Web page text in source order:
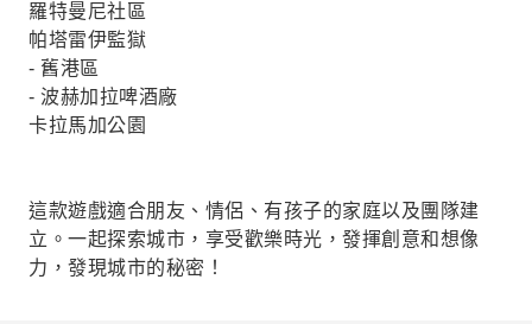
羅特曼尼社區
帕塔雷伊監獄
- 舊港區
- 波赫加拉啤酒廠
卡拉馬加公園
這款遊戲適合朋友、情侶、有孩子的家庭以及團隊建
立。一起探索城市，享受歡樂時光，發揮創意和想像
力，發現城市的秘密！